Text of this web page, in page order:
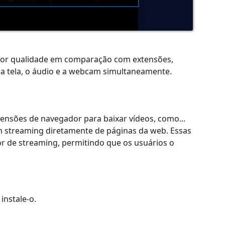
qualidade em comparação com extensões,
o áudio e a webcam simultaneamente.
de navegador para baixar vídeos, como...
diretamente de páginas da web. Essas
de streaming, permitindo que os usuários o
o.